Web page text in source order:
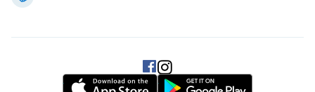
.
.
.